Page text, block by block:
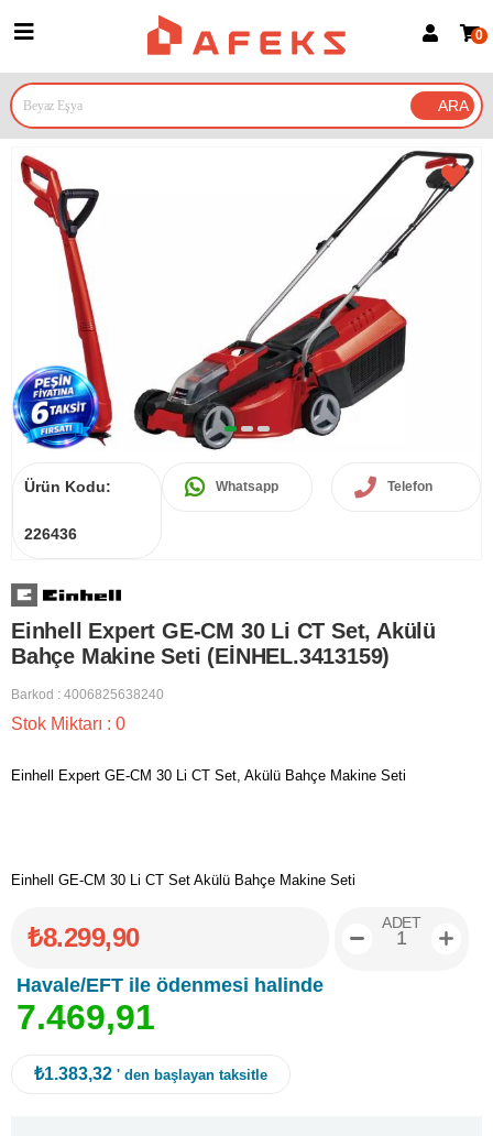
Google İle Bağlan
0
Ürün Kodu:
226436
Whatsapp Telefon
Einhell Expert GE-CM 30 Li CT Set, Akülü
Bahçe Makine Seti (EİNHEL.3413159)
Barkod : 4006825638240
Stok Miktarı : 0
Einhell Expert GE-CM 30 Li CT Set, Akülü Bahçe Makine Seti
Einhell GE-CM 30 Li CT Set Akülü Bahçe Makine Seti
₺8.299,90
Havale/EFT ile ödenmesi halinde
7.469,91
ADET
₺1.383,32 ' den başlayan taksitle